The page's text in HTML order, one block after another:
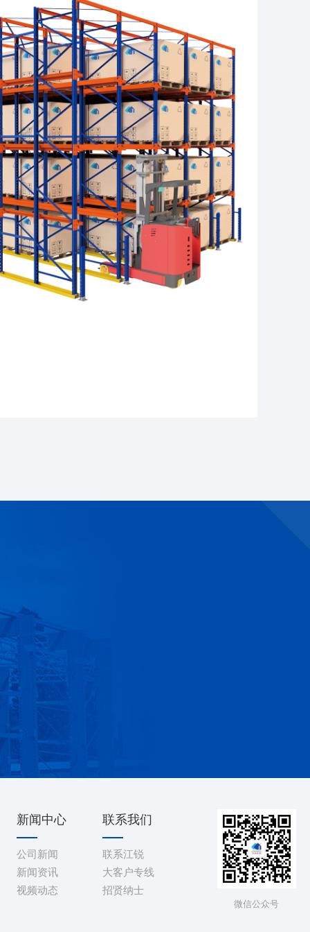
新闻中心
公司新闻
新闻资讯
视频动态
联系我们
联系江锐
大客户专线
招贤纳士
微信公众号